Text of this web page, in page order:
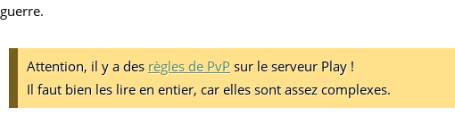
guerre.
Attention, il y a des règles de PvPsur le serveur Play !
Il faut bien les lire en entier, car elles sont assez complexes.